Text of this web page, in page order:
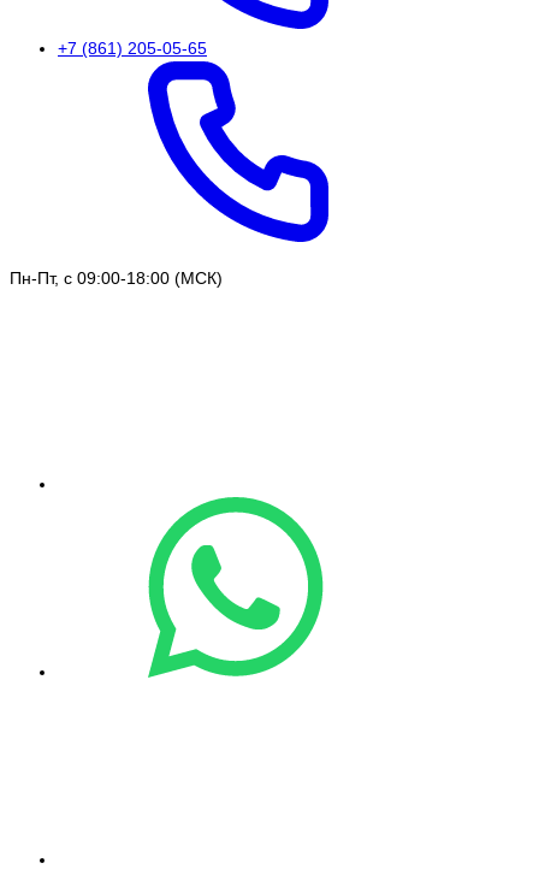
+7 (861) 205-05-65
Пн-Пт, с 09:00-18:00 (МСК)